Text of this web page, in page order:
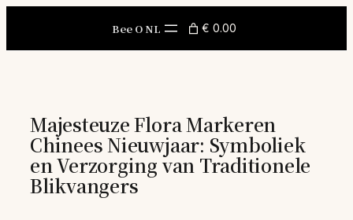
Bee O NL € 0.00
Majesteuze Flora Markeren
Chinees Nieuwjaar: Symboliek
en Verzorging van Traditionele
Blikvangers